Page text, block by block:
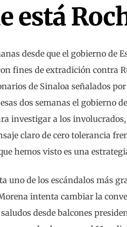
está
desde que el gobierno de
fines de extradición contra
de Sinaloa señalados
dos semanas el gobierno
investigar a los
claro de cero tolerancia
hemos visto es una
uno de los escándalos más
intenta cambiar la
desde balcones